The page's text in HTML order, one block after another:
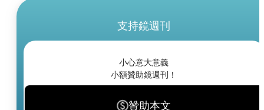
支持鏡週刊
小心意大意義
小額贊助鏡週刊！
贊助本文